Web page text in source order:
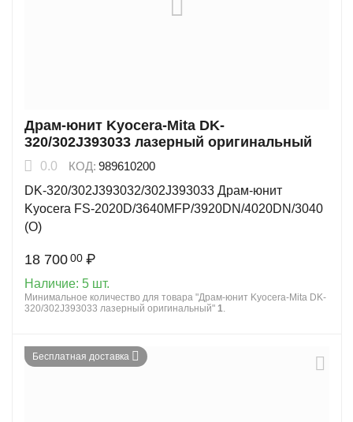
Драм-юнит Kyocera-Mita DK-
320/302J393033 лазерный оригинальный
0.0 КОД: 989610200
DK-320/302J393032/302J393033 Драм-юнит
Kyocera FS-2020D/3640MFP/3920DN/4020DN/3040
(О)
18 700 00 ₽
Наличие: 5 шт.
Минимальное количество для товара "Драм-юнит Kyocera-Mita DK-
320/302J393033 лазерный оригинальный" 1.
Бесплатная доставка